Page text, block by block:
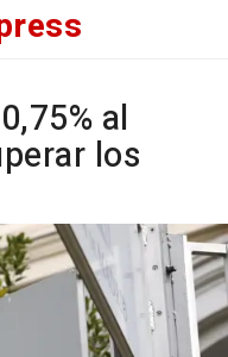
al
los